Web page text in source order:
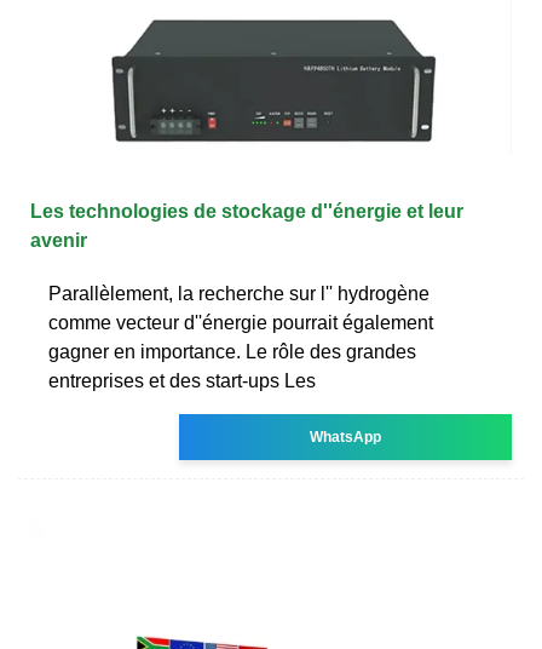
Les technologies de stockage d''énergie et leur
avenir
Parallèlement, la recherche sur l'' hydrogène
comme vecteur d''énergie pourrait également
gagner en importance. Le rôle des grandes
entreprises et des start-ups Les
WhatsApp